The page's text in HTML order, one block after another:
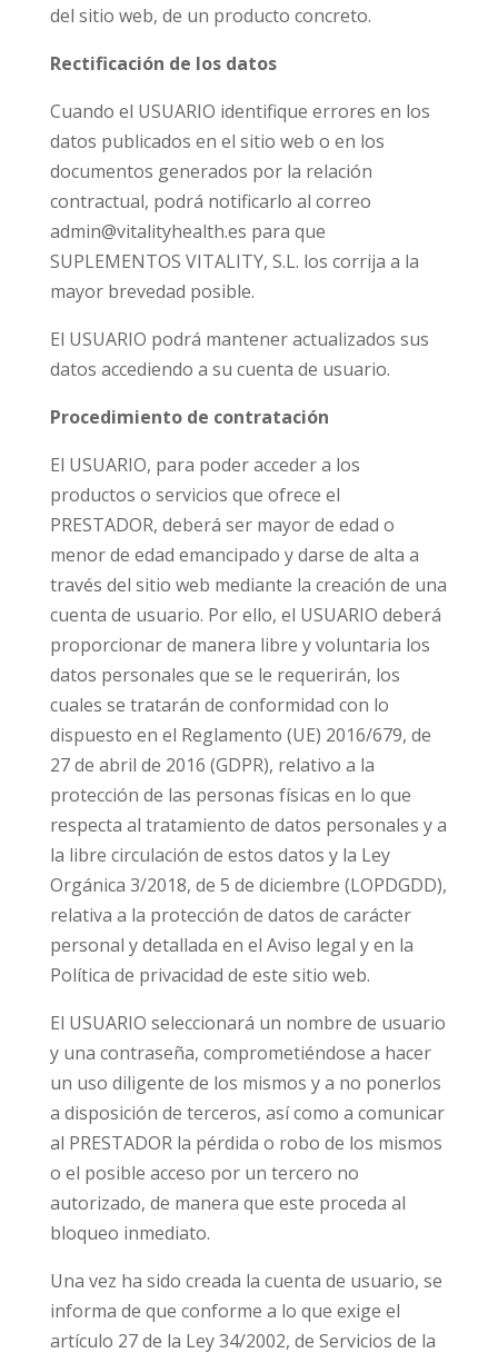
del sitio web, de un producto concreto.
Rectificación de los datos
Cuando el USUARIO identifique errores en los
datos publicados en el sitio web o en los
documentos generados por la relación
contractual, podrá notificarlo al correo
admin@vitalityhealth.es para que
SUPLEMENTOS VITALITY, S.L. los corrija a la
mayor brevedad posible.
El USUARIO podrá mantener actualizados sus
datos accediendo a su cuenta de usuario.
Procedimiento de contratación
El USUARIO, para poder acceder a los
productos o servicios que ofrece el
PRESTADOR, deberá ser mayor de edad o
menor de edad emancipado y darse de alta a
través del sitio web mediante la creación de una
cuenta de usuario. Por ello, el USUARIO deberá
proporcionar de manera libre y voluntaria los
datos personales que se le requerirán, los
cuales se tratarán de conformidad con lo
dispuesto en el Reglamento (UE) 2016/679, de
27 de abril de 2016 (GDPR), relativo a la
protección de las personas físicas en lo que
respecta al tratamiento de datos personales y a
la libre circulación de estos datos y la Ley
Orgánica 3/2018, de 5 de diciembre (LOPDGDD),
relativa a la protección de datos de carácter
personal y detallada en el Aviso legal y en la
Política de privacidad de este sitio web.
El USUARIO seleccionará un nombre de usuario
y una contraseña, comprometiéndose a hacer
un uso diligente de los mismos y a no ponerlos
a disposición de terceros, así como a comunicar
al PRESTADOR la pérdida o robo de los mismos
o el posible acceso por un tercero no
autorizado, de manera que este proceda al
bloqueo inmediato.
Una vez ha sido creada la cuenta de usuario, se
informa de que conforme a lo que exige el
artículo 27 de la Ley 34/2002, de Servicios de la